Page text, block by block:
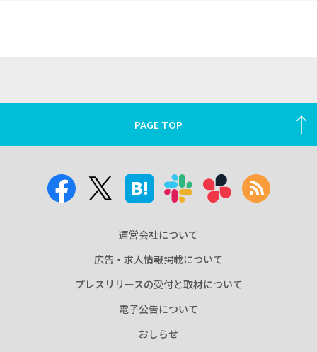
PAGE TOP
運営会社について
広告・求人情報掲載について
プレスリリースの受付と取材について
電子公告について
おしらせ